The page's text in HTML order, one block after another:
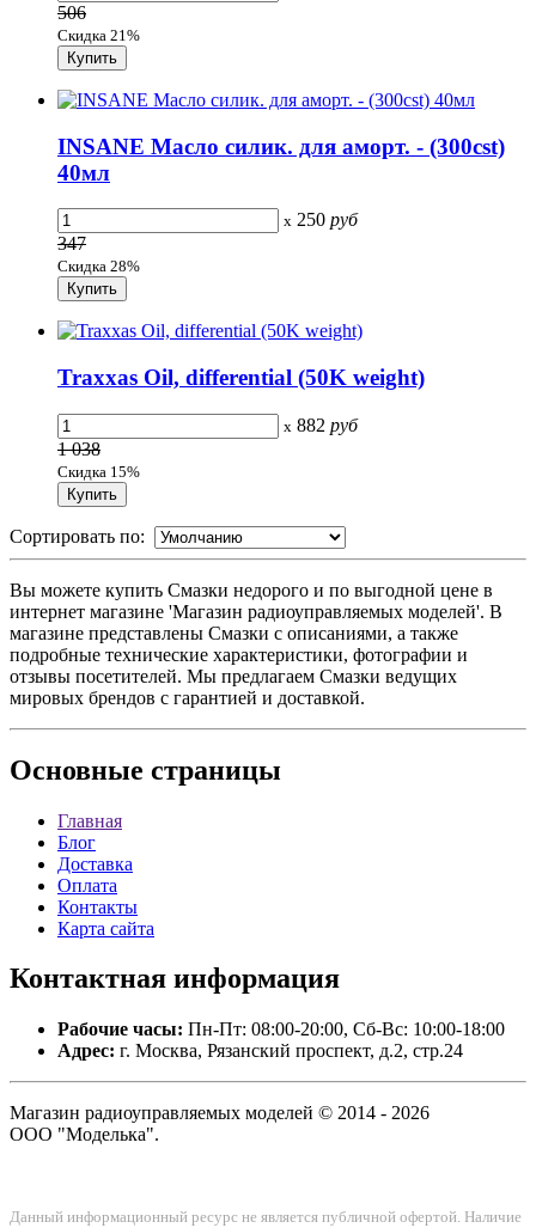
506
Скидка 21%
INSANE Масло силик. для аморт. - (300cst)
40мл
x 250 руб
347
Скидка 28%
Traxxas Oil, differential (50K weight)
x 882 руб
1 038
Скидка 15%
Сортировать по:
Вы можете купить Смазки недорого и по выгодной цене в
интернет магазине 'Магазин радиоуправляемых моделей'. В
магазине представлены Смазки с описаниями, а также
подробные технические характеристики, фотографии и
отзывы посетителей. Мы предлагаем Смазки ведущих
мировых брендов с гарантией и доставкой.
Основные страницы
Главная
Блог
Доставка
Оплата
Контакты
Карта сайта
Контактная информация
Рабочие часы: Пн-Пт: 08:00-20:00, Сб-Вс: 10:00-18:00
Адрес: г. Москва, Рязанский проспект, д.2, стр.24
Магазин радиоуправляемых моделей © 2014 - 2026
ООО "Моделька".
Данный информационный ресурс не является публичной офертой. Наличие